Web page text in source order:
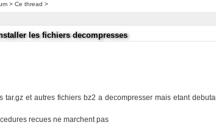
> Ce thread >
les fichiers decompresses
et autres fichiers bz2 a decompresser mais etant
recues ne marchent pas